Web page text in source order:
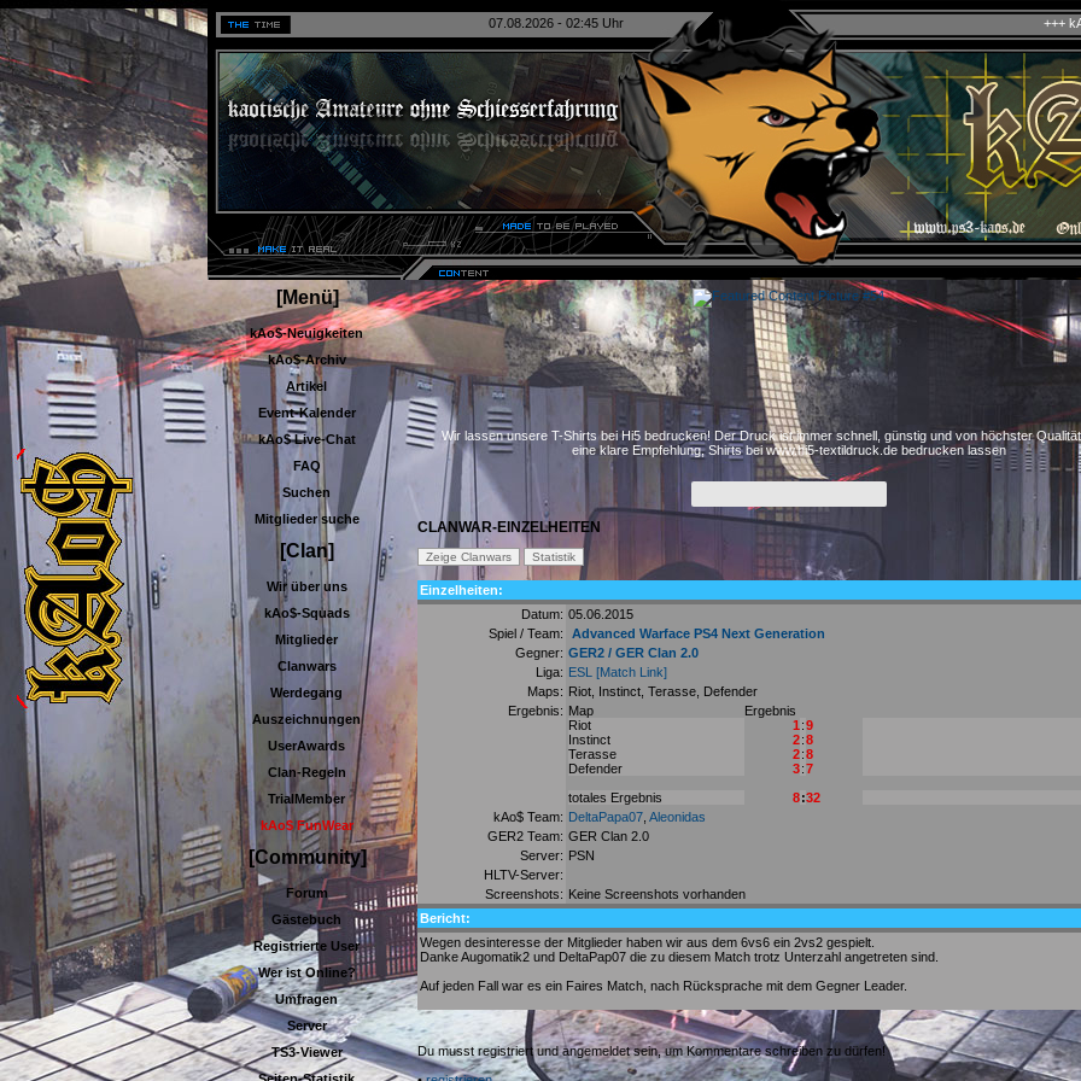
07.08.2026 - 02:45 Uhr +++ kAo$ PS4/5 eSport
[Menü]
kAo$-Neuigkeiten
kAo$-Archiv
Artikel
Event-Kalender
kAo$ Live-Chat
FAQ
Suchen
Mitglieder suche
[Clan]
Wir über uns
kAo$-Squads
Mitglieder
Clanwars
Werdegang
Auszeichnungen
UserAwards
Clan-Regeln
TrialMember
kAo$ FunWear
[Community]
Forum
Gästebuch
Registrierte User
Wer ist Online?
Umfragen
Server
TS3-Viewer
Wir lassen unsere T-Shirts bei Hi5 bedrucken! Der Druck ist immer schnell, günstig und von höchster
CLANWAR-EINZELHEITEN
Einzelheiten:
Datum: 05.06.2015
Spiel / Team:
Advanced Warface PS4 Next Generation
Gegner: GER2 / GER Clan 2.0
Liga: ESL [Match Link]
Maps: Riot, Instinct, Terasse, Defender
Ergebnis: Map
Ergebnis
Riot
1 :9
Instinct
2:8
Terasse
2:8
Defender
3:7
totales Ergebnis
8:32
kAo$ Team: DeltaPapa07 Aleonidas
GER2 Team: GER Clan 2.0
Server: PSN
HLTV-Server:
Screenshots: Keine Screenshots vorhanden
Bericht:
Wegen desinteresse der Mitglieder haben wir aus dem 6vs6 ein 2vs2 gespielt.
Danke Augomatik2 und DeltaPap07 die zu diesem Match trotz Unterzahl angetreten sind.
Auf jeden Fall war es ein Faires Match, nach Rücksprache mit dem Gegner Leader.
Du musst registriert und angemeldet sein, um Kommentare schreiben zu dürfen!